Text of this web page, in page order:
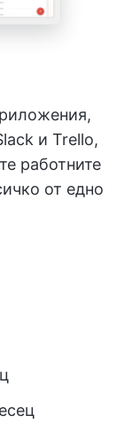
и Trello,
работните
от едно